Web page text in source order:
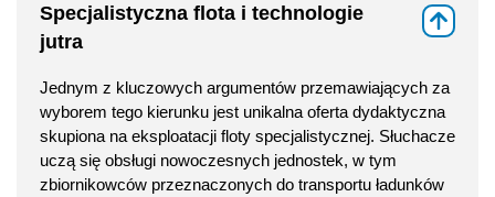
Specjalistyczna flota i technologie
jutra
Jednym z kluczowych argumentów przemawiających za
wyborem tego kierunku jest unikalna oferta dydaktyczna
skupiona na eksploatacji floty specjalistycznej. Słuchacze
uczą się obsługi nowoczesnych jednostek, w tym
zbiornikowców przeznaczonych do transportu ładunków